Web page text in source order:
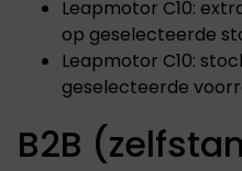
Leapmotor C10:
op geselecteerde
Leapmotor C10:
geselecteerde
B2B